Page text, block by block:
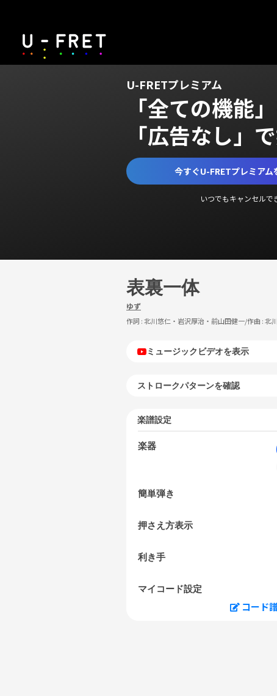
U-FRETプレミアム
「全ての機能
「広告なし」
今すぐU-FRETプレミアム
いつでもキャンセルで
表裏一体
ゆず
作詞 :北川悠仁・岩沢厚治・前山田健一/作曲 :北
ミュージックビデオを表示
ストロークパターンを確認
楽譜設定
楽器
簡単弾き
押さえ方表示
利き手
マイコード設定
コード